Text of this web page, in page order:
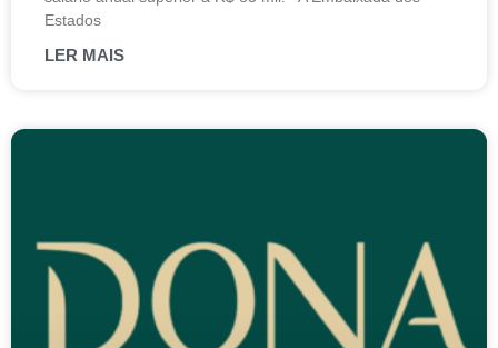
Estados
LER MAIS